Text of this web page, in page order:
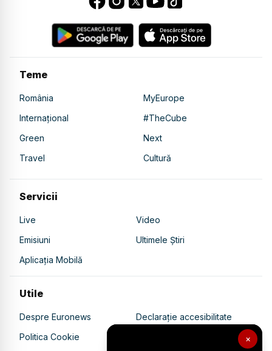
×
Teme
România
MyEurope
Internațional
#TheCube
Green
Next
Travel
Cultură
Servicii
Live
Video
Emisiuni
Ultimele Știri
Aplicația Mobilă
Utile
Despre Euronews
Declarație accesibilitate
Politica Cookie
Politica de confidențialitate